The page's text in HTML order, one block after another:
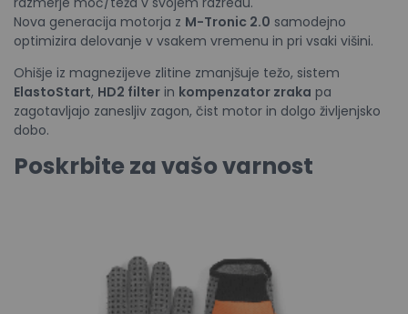
Nova generacija motorja z M-Tronic 2.0 samodejno
optimizira delovanje v vsakem vremenu in pri vsaki višini.
Ohišje iz magnezijeve zlitine zmanjšuje težo, sistem
ElastoStart, HD2 filter in kompenzator zraka pa
zagotavljajo zanesljiv zagon, čist motor in dolgo življenjsko
dobo.
Poskrbite za vašo varnost